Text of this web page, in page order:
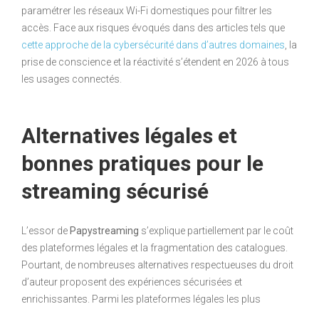
paramétrer les réseaux Wi-Fi domestiques pour filtrer les
accès. Face aux risques évoqués dans des articles tels que
cette approche de la cybersécurité dans d’autres domaines , la
prise de conscience et la réactivité s’étendent en 2026 à tous
les usages connectés.
Alternatives légales et
bonnes pratiques pour le
streaming sécurisé
L’essor de Papystreaming s’explique partiellement par le coût
des plateformes légales et la fragmentation des catalogues.
Pourtant, de nombreuses alternatives respectueuses du droit
d’auteur proposent des expériences sécurisées et
enrichissantes. Parmi les plateformes légales les plus